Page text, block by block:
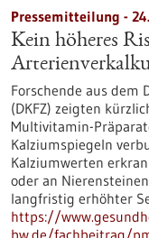
Pressemitteilung -
Kein höheres
Forschende aus dem
(DKFZ) zeigten
Multivitamin-
Kalziumspiegeln
Kalziumwerten
oder an
langfristig erhöhter
https://
bw.de/fachbeitrag/